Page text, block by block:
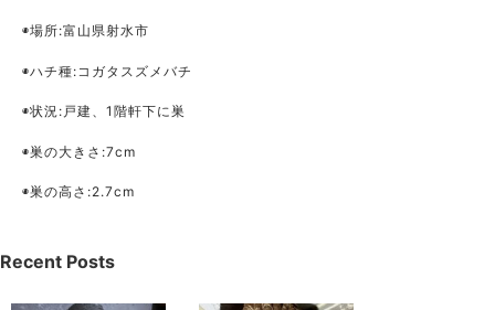
◉場所:富山県射水市
◉ハチ種:コガタスズメバチ
◉状況:戸建、1階軒下に巣
◉巣の大きさ:7cm
◉巣の高さ:2.7cm
Recent Posts